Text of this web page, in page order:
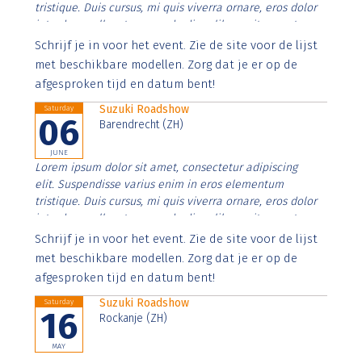
tristique. Duis cursus, mi quis viverra ornare, eros dolor
interdum nulla, ut commodo diam libero vitae erat.
Aenean faucibus nibh et justo cursus id rutrum lorem
imperdiet. Nunc ut sem vitae risus tristique posuere.
Schrijf je in voor het event. Zie de site voor de lijst
met beschikbare modellen. Zorg dat je er op de
afgesproken tijd en datum bent!
Saturday
06
JUNE
Suzuki Roadshow
Barendrecht (ZH)
Lorem ipsum dolor sit amet, consectetur adipiscing
elit. Suspendisse varius enim in eros elementum
tristique. Duis cursus, mi quis viverra ornare, eros dolor
interdum nulla, ut commodo diam libero vitae erat.
Aenean faucibus nibh et justo cursus id rutrum lorem
imperdiet. Nunc ut sem vitae risus tristique posuere.
Schrijf je in voor het event. Zie de site voor de lijst
met beschikbare modellen. Zorg dat je er op de
afgesproken tijd en datum bent!
Saturday
16
MAY
Suzuki Roadshow
Rockanje (ZH)